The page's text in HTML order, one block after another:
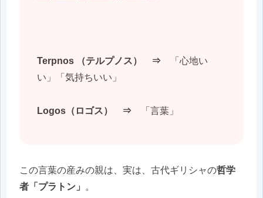
Terpnos （テルプノス） ⇒
「心地い
い」「気持ちいい」
Logos（ロゴス） ⇒ 「言葉」
この言葉の産みの親は、実は、古代ギリシャの哲学
者「プラトン」
。